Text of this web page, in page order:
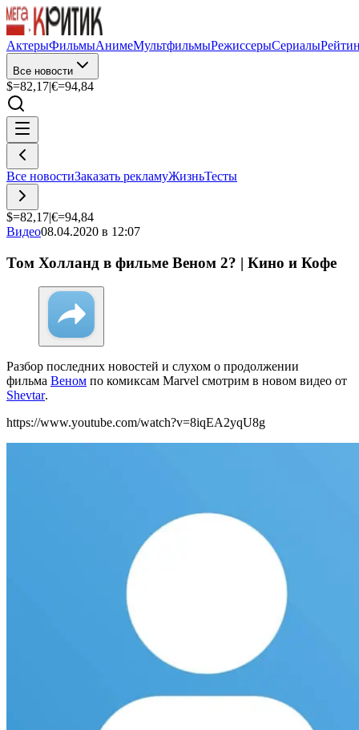
АктерыФильмыАнимеМультфильмыРежиссерыСериалы
Все новости
$=82,17|€=94,84
Все новостиЗаказать рекламуЖизньТесты
$=82,17|€=94,84
Видео08.04.2020 в 12:07
Том Холланд в фильме Веном 2? | Кино и Кофе
Разбор последних новостей и слухом о продолжении
фильма Веном по комиксам Marvel смотрим в новом видео от
Shevtar.
https://www.youtube.com/watch?v=8iqEA2yqU8g